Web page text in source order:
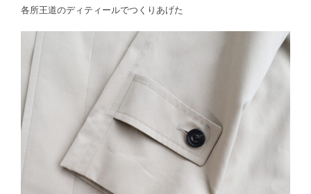
各所王道のディティールでつくりあげた